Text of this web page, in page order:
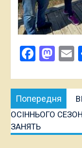
Навігація
записів
Попередня
ОСІННЬОГО
ЗАНЯТЬ